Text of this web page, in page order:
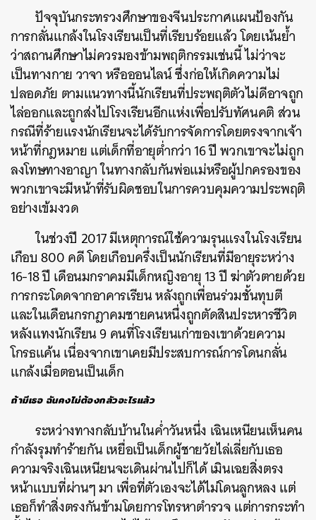
ปัจจุบันกระทรวงศึกษาของจีนประกาศแผนป้องกัน
การกลั่นแกล้งในโรงเรียนเป็นที่เรียบร้อยแล้ว โดยเน้นย้ำ
ว่าสถานศึกษาไม่ควรมองข้ามพฤติกรรมเช่นนี้ ไม่ว่าจะ
เป็นทางกาย วาจา หรือออนไลน์ ซึ่งก่อให้เกิดความไม่
ปลอดภัย ตามแนวทางนี้นักเรียนที่ประพฤติตัวไม่ดีอาจถูก
ไล่ออกและถูกส่งไปโรงเรียนอีกแห่งเพื่อปรับทัศนคติ ส่วน
กรณีที่ร้ายแรงนักเรียนจะได้รับการจัดการโดยตรงจากเจ้า
หน้าที่กฎหมาย แต่เด็กที่อายุต่ำกว่า 16 ปี พวกเขาจะไม่ถูก
ลงโทษทางอาญา ในทางกลับกันพ่อแม่หรือผู้ปกครองของ
พวกเขาจะมีหน้าที่รับผิดชอบในการควบคุมความประพฤติ
อย่างเข้มงวด
ในช่วงปี 2017 มีเหตุการณ์ใช้ความรุนแรงในโรงเรียน
เกือบ 800 คดี โดยเกือบครึ่งเป็นนักเรียนที่มีอายุระหว่าง
16-18 ปี เดือนมกราคมมีเด็กหญิงอายุ 13 ปี ฆ่าตัวตายด้วย
การกระโดดจากอาคารเรียน หลังถูกเพื่อนร่วมชั้นทุบตี
และในเดือนกรกฎาคมชายคนหนึ่งถูกตัดสินประหารชีวิต
หลังแทงนักเรียน 9 คนที่โรงเรียนเก่าของเขาด้วยความ
โกรธแค้น เนื่องจากเขาเคยมีประสบการณ์การโดนกลั่น
แกล้งเมื่อตอนเป็นเด็ก
ถ้ามีเธอ ฉันคงไม่ต้องกลัวอะไรแล้ว
ระหว่างทางกลับบ้านในค่ำวันหนึ่ง เฉินเหนียนเห็นคน
กำลังรุมทำร้ายกัน เหยื่อเป็นเด็กผู้ชายวัยไล่เลี่ยกับเธอ
ความจริงเฉินเหนียนจะเดินผ่านไปก็ได้ เมินเฉยสิ่งตรง
หน้าแบบที่ผ่านๆ มา เพื่อที่ตัวเองจะได้ไม่โดนลูกหลง แต่
เธอก็ทำสิ่งตรงกันข้ามโดยการโทรหาตำรวจ แต่การกระทำ
ค้นหา
SHARE TWEET LINE EMAIL